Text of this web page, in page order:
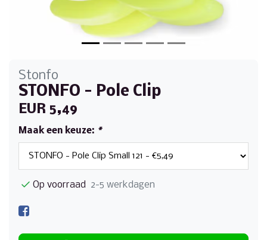
Stonfo
STONFO - Pole Clip
EUR 5,49
Maak een keuze: *
Op voorraad 2-5 werkdagen